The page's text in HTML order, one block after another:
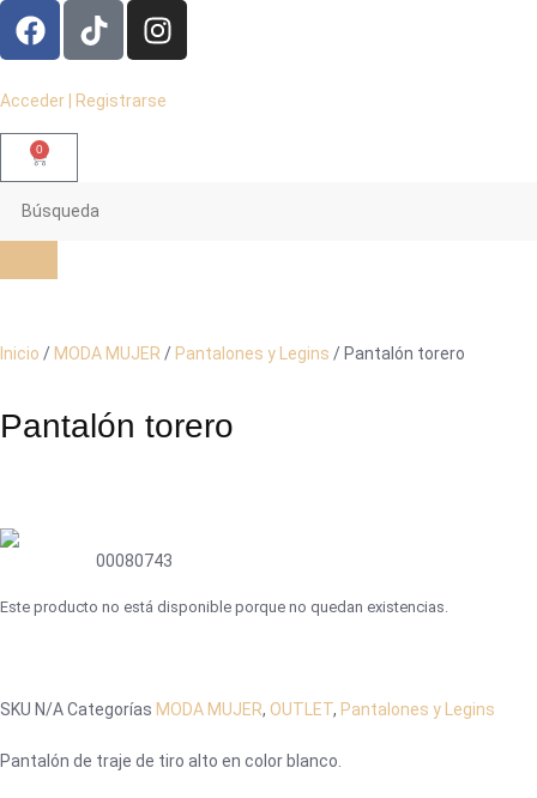
Acceder | Registrarse
0
Inicio / MODA MUJER / Pantalones y Legins / Pantalón torero
Pantalón torero
00080743
Este producto no está disponible porque no quedan existencias.
SKU N/ACategorías MODA MUJER, OUTLET, Pantalones y Legins
Pantalón de traje de tiro alto en color blanco.